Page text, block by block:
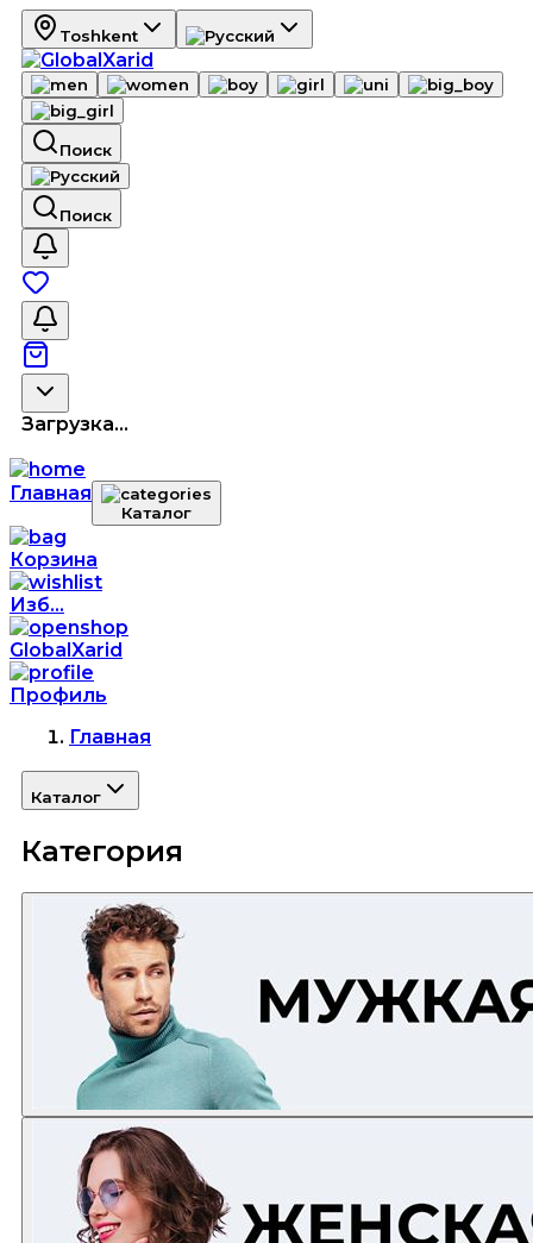
Toshkent
Поиск
Поиск
Загрузка...
Главная
Каталог
Корзина
Изб...
GlobalXarid
Профиль
Главная
Каталог
Категория